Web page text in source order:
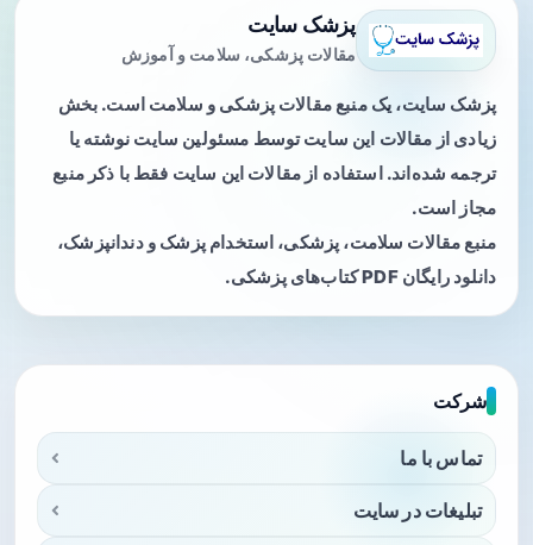
پزشک سایت
مقالات پزشکی، سلامت و آموزش
پزشک سایت، یک منبع مقالات پزشکی و سلامت است. بخش
زیادی از مقالات این سایت توسط مسئولین سایت نوشته یا
ترجمه شده‌اند. استفاده از مقالات این سایت فقط با ذکر منبع
مجاز است.
منبع مقالات سلامت، پزشکی، استخدام پزشک و دندانپزشک،
دانلود رایگان PDF کتاب‌های پزشکی.
شرکت
تماس با ما
تبلیغات در سایت